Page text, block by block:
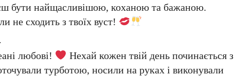
бути найщасливішою, коханою та бажаною.
не сходить з твоїх вуст!
любові!
Нехай кожен твій день починається з
турботою, носили на руках і виконували